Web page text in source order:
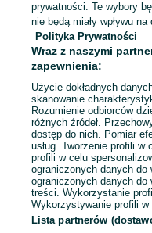
Mapa kategorii
Mapa miejscowości
Mapa ministron
Popularne wyszukiwania
prywatności. Te wybory
nie będą miały wpływu
Polityka Prywatności
Wraz z naszymi
zapewnienia:
Użycie dokładnych
skanowanie
Rozumienie odbiorców
różnych źródeł.
dostęp do nich. Pomiar
usług. Tworzenie profili
profili w celu
ograniczonych danych
ograniczonych danych
treści. Wykorzystanie
Wykorzystywanie profili
Lista partnerów